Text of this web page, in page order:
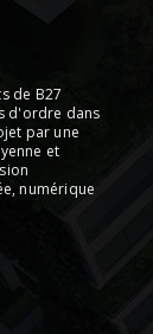
de B27
d'ordre dans
par une
et
numérique